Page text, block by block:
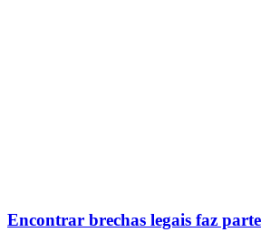
Encontrar brechas legais faz